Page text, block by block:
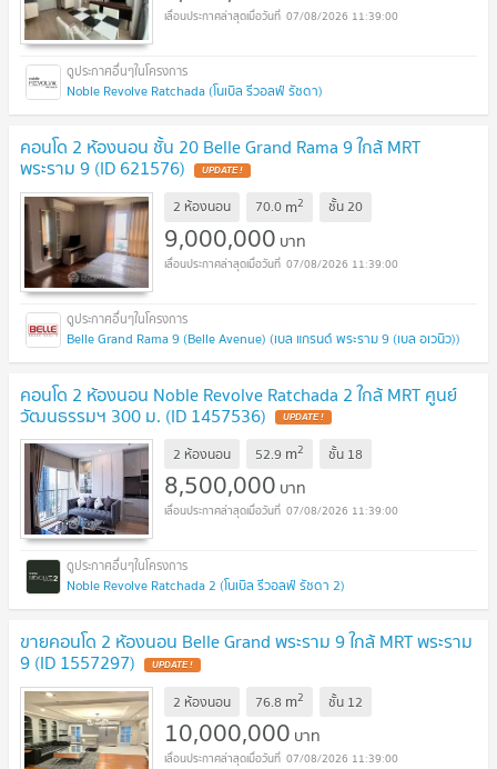
07/08/2026 11:39:00
Noble Revolve Ratchada (โนเบิล รีวอลฟ์ รัชดา)
คอนโด 2 ห้องนอน ชั้น 20 Belle Grand Rama 9 ใกล้ MRT
พระราม 9 (ID 621576) UPDATE !
2 ห้องนอน 70.0 m2 ชั้น20
9,000,000 บาท
07/08/2026 11:39:00
Belle Grand Rama 9 (Belle Avenue) (เบล แกรนด์ พระราม 9 (เบล อเวนิว))
คอนโด 2 ห้องนอน Noble Revolve Ratchada 2 ใกล้ MRT ศูนย์
วัฒนธรรมฯ 300 ม. (ID 1457536) UPDATE !
2 ห้องนอน 52.9 m2 ชั้น 18
8,500,000 บาท
07/08/2026 11:39:00
Noble Revolve Ratchada 2 (โนเบิล รีวอลฟ์ รัชดา 2)
ขายคอนโด 2 ห้องนอน Belle Grand พระราม 9 ใกล้ MRT พระราม
9 (ID 1557297) UPDATE !
2 ห้องนอน 76.8 m2 ชั้น 12
10,000,000 บาท
07/08/2026 11:39:00